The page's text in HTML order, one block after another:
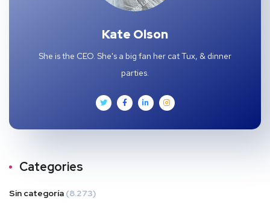
Kate Olson
She is the CEO. She's a big fan her cat Tux, & dinner
parties.
Categories
Sin categoría (8.273)